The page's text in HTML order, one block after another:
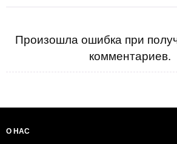
Произошла ошибка при
комментариев.
О НАС